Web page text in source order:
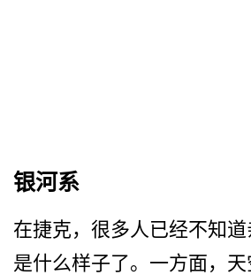
银河系
在捷克，很多人已经不知
是什么样子了。一方面，